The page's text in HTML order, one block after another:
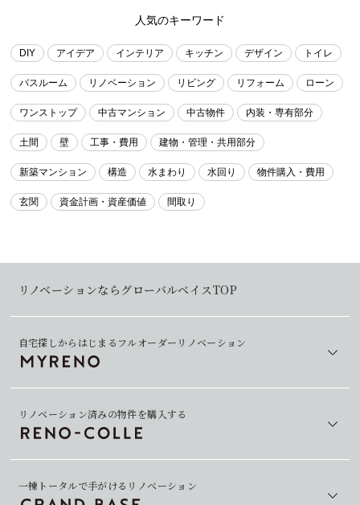
人気のキーワード
DIY アイデア インテリア キッチン デザイン トイレ
バスルーム リノベーション リビング リフォーム ローン
ワンストップ 中古マンション 中古物件 内装・専有部分
土間 壁 工事・費用 建物・管理・共用部分
新築マンション 構造 水まわり 水回り 物件購入・費用
玄関 資金計画・資産価値 間取り
リノベーションならグローバルベイスTOP
自宅探しからはじまるフルオーダーリノベーション
リノベーション済みの物件を購入する
一棟トータルで手がけるリノベーション